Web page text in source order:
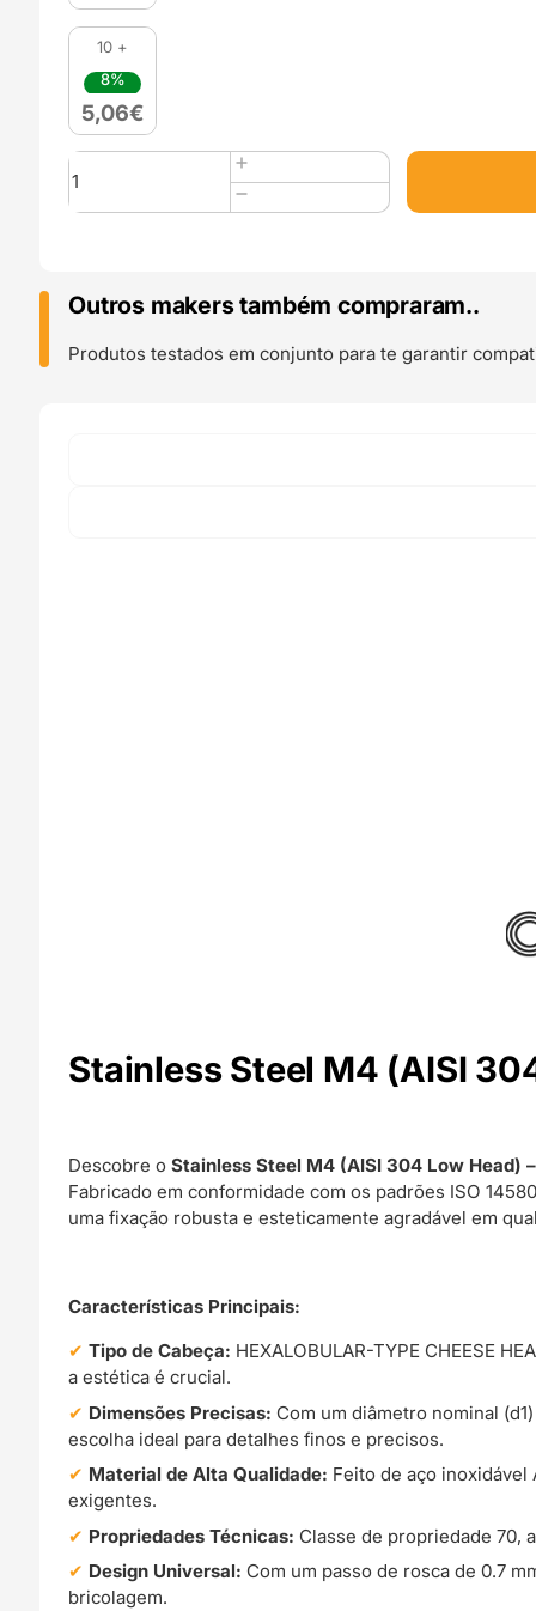
10 +
8%
5,06€
Quantidade
de
25
Stainless
Steel
M4x35
Outros makers também compraram..
Produtos testados em conjunto para te garantir
Stainless Steel M4 (AISI
Descobre oStainless Steel M4 (AISI 304 Low Head)
Fabricado em conformidade com os padrões ISO
uma fixação robusta e esteticamente agradável em
Características Principais:
Tipo de Cabeça: HEXALOBULAR-TYPE CHEESE
a estética é crucial.
Dimensões Precisas: Com um diâmetro nominal
escolha ideal para detalhes finos e precisos.
Material de Alta Qualidade: Feito de aço
exigentes.
Propriedades Técnicas: Classe de propriedade 70,
Design Universal: Com um passo de rosca de 0.7
bricolagem.